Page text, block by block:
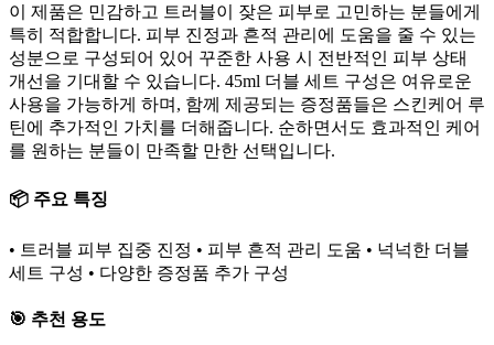
이 제품은 민감하고 트러블이 잦은 피부로 고민하는 분들에게
특히 적합합니다. 피부 진정과 흔적 관리에 도움을 줄 수 있는
성분으로 구성되어 있어 꾸준한 사용 시 전반적인 피부 상태
개선을 기대할 수 있습니다. 45ml 더블 세트 구성은 여유로운
사용을 가능하게 하며, 함께 제공되는 증정품들은 스킨케어 루
틴에 추가적인 가치를 더해줍니다. 순하면서도 효과적인 케어
를 원하는 분들이 만족할 만한 선택입니다.
📦 주요 특징
• 트러블 피부 집중 진정 • 피부 흔적 관리 도움 • 넉넉한 더블
세트 구성 • 다양한 증정품 추가 구성
🎯 추천 용도